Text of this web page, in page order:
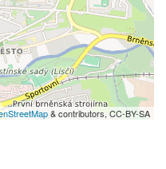
& contributors, CC-BY-SA